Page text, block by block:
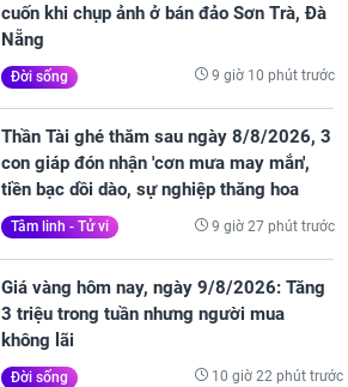
cuốn khi chụp ảnh ở bán đảo Sơn Trà, Đà
Nẵng
Đời sống 9 giờ 10 phút trước
Thần Tài ghé thăm sau ngày 8/8/2026, 3
con giáp đón nhận 'cơn mưa may mắn',
tiền bạc dồi dào, sự nghiệp thăng hoa
Tâm linh - Tử vi 9 giờ 27 phút trước
Giá vàng hôm nay, ngày 9/8/2026: Tăng
3 triệu trong tuần nhưng người mua
không lãi
Đời sống 10 giờ 22 phút trước